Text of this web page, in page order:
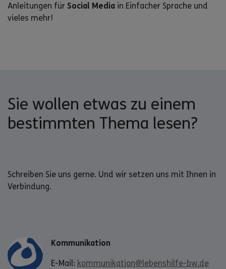
Anleitungen für Social Media in Einfacher Sprache und
vieles mehr!
Sie wollen etwas zu einem
bestimmten Thema lesen?
Schreiben Sie uns gerne. Und wir setzen uns mit Ihnen in
Verbindung.
Kommunikation
E-Mail: kommunikation@lebenshilfe-bw.de